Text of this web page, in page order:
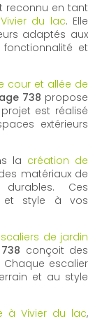
reconnu en tant
du lac. Elle
adaptés aux
et
cour et allée de
738 propose
est réalisé
extérieurs
la création de
matériaux de
Ces
et style à vos
de jardin
conçoit des
escalier
et au style
à Vivier du lac,